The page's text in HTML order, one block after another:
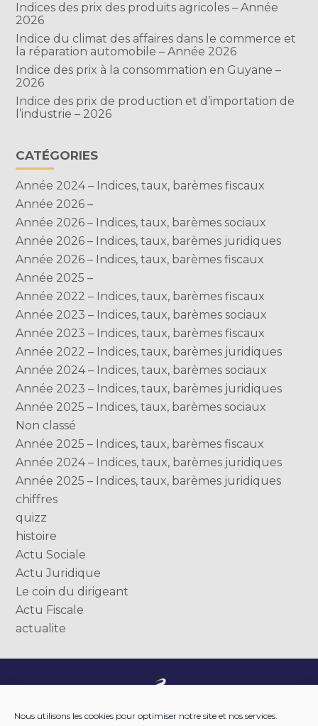
Nous utilisons les cookies pour optimiser notre site et nos services.
Indices des prix des produits agricoles – Année
2026
Indice du climat des affaires dans le commerce et
la réparation automobile – Année 2026
Indice des prix à la consommation en Guyane –
2026
Indice des prix de production et d’importation de
l’industrie – 2026
CATÉGORIES
Année 2024 – Indices, taux, barèmes fiscaux
Année 2026 –
Année 2026 – Indices, taux, barèmes sociaux
Année 2026 – Indices, taux, barèmes juridiques
Année 2026 – Indices, taux, barèmes fiscaux
Année 2025 –
Année 2022 – Indices, taux, barèmes fiscaux
Année 2023 – Indices, taux, barèmes sociaux
Année 2023 – Indices, taux, barèmes fiscaux
Année 2022 – Indices, taux, barèmes juridiques
Année 2024 – Indices, taux, barèmes sociaux
Année 2023 – Indices, taux, barèmes juridiques
Année 2025 – Indices, taux, barèmes sociaux
Non classé
Année 2025 – Indices, taux, barèmes fiscaux
Année 2024 – Indices, taux, barèmes juridiques
Année 2025 – Indices, taux, barèmes juridiques
chiffres
quizz
histoire
Actu Sociale
Actu Juridique
Le coin du dirigeant
Actu Fiscale
actualite
Principale